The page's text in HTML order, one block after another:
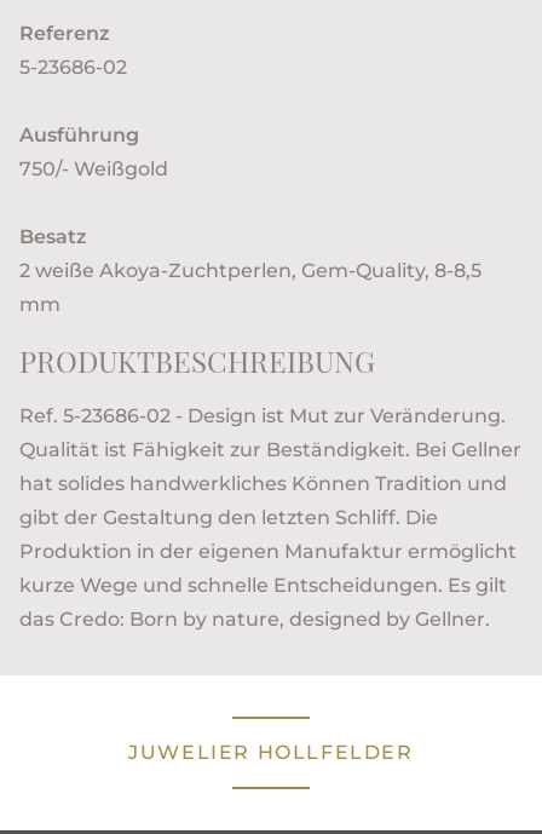
Referenz
5-23686-02
Ausführung
750/- Weißgold
Besatz
2 weiße Akoya-Zuchtperlen, Gem-Quality, 8-8,5
mm
PRODUKTBESCHREIBUNG
Ref. 5-23686-02 - Design ist Mut zur Veränderung.
Qualität ist Fähigkeit zur Beständigkeit. Bei Gellner
hat solides handwerkliches Können Tradition und
gibt der Gestaltung den letzten Schliff. Die
Produktion in der eigenen Manufaktur ermöglicht
kurze Wege und schnelle Entscheidungen. Es gilt
das Credo: Born by nature, designed by Gellner.
JUWELIER HOLLFELDER